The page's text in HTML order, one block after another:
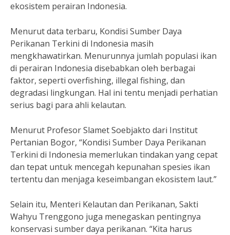
ekosistem perairan Indonesia.
Menurut data terbaru, Kondisi Sumber Daya
Perikanan Terkini di Indonesia masih
mengkhawatirkan. Menurunnya jumlah populasi ikan
di perairan Indonesia disebabkan oleh berbagai
faktor, seperti overfishing, illegal fishing, dan
degradasi lingkungan. Hal ini tentu menjadi perhatian
serius bagi para ahli kelautan.
Menurut Profesor Slamet Soebjakto dari Institut
Pertanian Bogor, “Kondisi Sumber Daya Perikanan
Terkini di Indonesia memerlukan tindakan yang cepat
dan tepat untuk mencegah kepunahan spesies ikan
tertentu dan menjaga keseimbangan ekosistem laut.”
Selain itu, Menteri Kelautan dan Perikanan, Sakti
Wahyu Trenggono juga menegaskan pentingnya
konservasi sumber daya perikanan. “Kita harus